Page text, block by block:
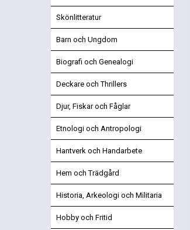
Skönlitteratur
Barn och Ungdom
Biografi och Genealogi
Deckare och Thrillers
Djur, Fiskar och Fåglar
Etnologi och Antropologi
Hantverk och Handarbete
Hem och Trädgård
Historia, Arkeologi och Militaria
Hobby och Fritid